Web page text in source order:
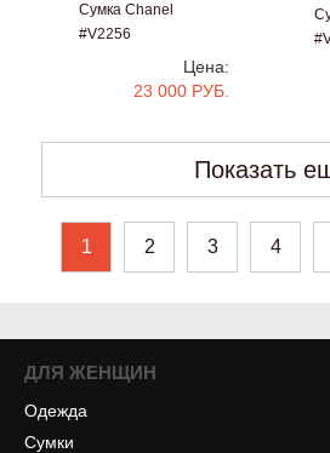
Сумка Chanel
#V2256
Цена:
23 000 РУБ.
Показать
1 2 3 4
ДЛЯ ЖЕНЩИН
Одежда
Сумки